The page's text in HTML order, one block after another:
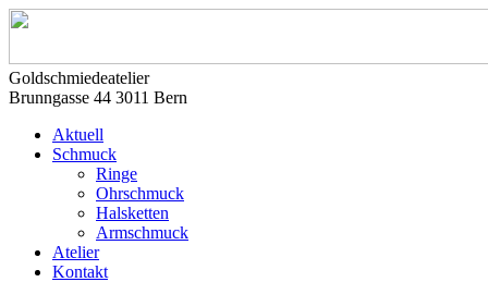
Goldschmiedeatelier
Brunngasse 44 3011 Bern
Aktuell
Schmuck
Ringe
Ohrschmuck
Halsketten
Armschmuck
Atelier
Kontakt